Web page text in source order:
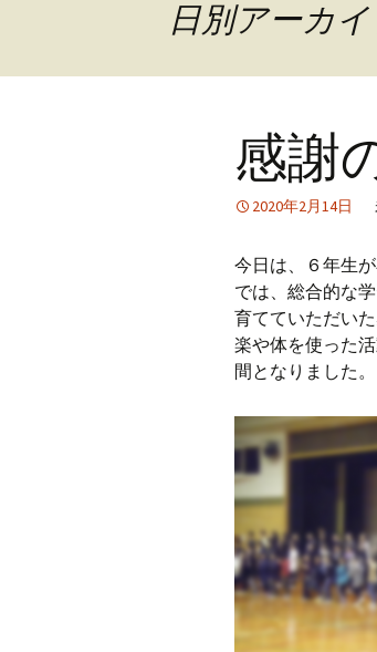
日別アーカ
感謝
2020年2月14日
今日は、６年生
では、総合的な
育てていただい
楽や体を使った
間となりました。